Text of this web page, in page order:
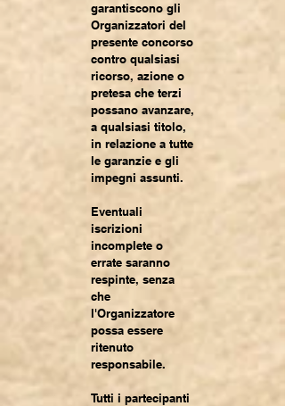
garantiscono gli
Organizzatori del
presente concorso
contro qualsiasi
ricorso, azione o
pretesa che terzi
possano avanzare,
a qualsiasi titolo,
in relazione a tutte
le garanzie e gli
impegni assunti.
Eventuali
iscrizioni
incomplete o
errate saranno
respinte, senza
che
l'Organizzatore
possa essere
ritenuto
responsabile.
Tutti i partecipanti